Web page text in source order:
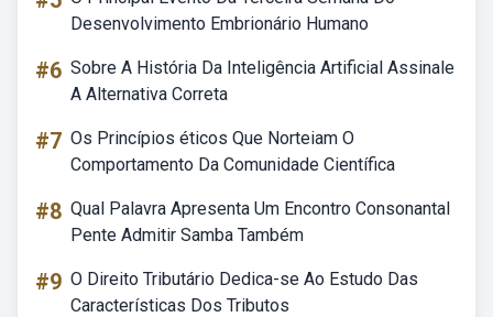
Desenvolvimento Embrionário Humano
#6 Sobre A História Da Inteligência Artificial Assinale
A Alternativa Correta
#7 Os Princípios éticos Que Norteiam O
Comportamento Da Comunidade Científica
#8 Qual Palavra Apresenta Um Encontro Consonantal
Pente Admitir Samba Também
#9 O Direito Tributário Dedica-se Ao Estudo Das
Características Dos Tributos